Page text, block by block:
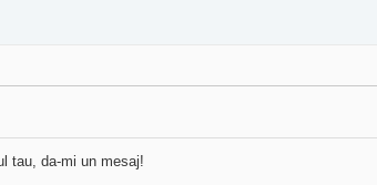
tau, da-mi un mesaj!